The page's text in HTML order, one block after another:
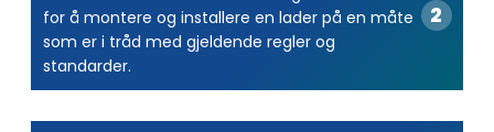
for å montere og installere en lader på en måte
som er i tråd med gjeldende regler og
standarder.